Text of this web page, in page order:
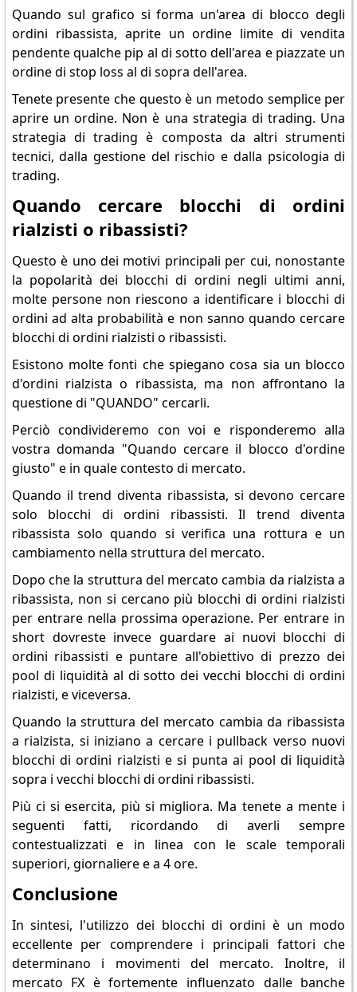
Quando sul grafico si forma un'area di blocco degli
ordini ribassista, aprite un ordine limite di vendita
pendente qualche pip al di sotto dell'area e piazzate un
ordine di stop loss al di sopra dell'area.
Tenete presente che questo è un metodo semplice per
aprire un ordine. Non è una strategia di trading. Una
strategia di trading è composta da altri strumenti
tecnici, dalla gestione del rischio e dalla psicologia di
trading.
Quando cercare blocchi di ordini
rialzisti o ribassisti?
Questo è uno dei motivi principali per cui, nonostante
la popolarità dei blocchi di ordini negli ultimi anni,
molte persone non riescono a identificare i blocchi di
ordini ad alta probabilità e non sanno quando cercare
blocchi di ordini rialzisti o ribassisti.
Esistono molte fonti che spiegano cosa sia un blocco
d'ordini rialzista o ribassista, ma non affrontano la
questione di "QUANDO" cercarli.
Perciò condivideremo con voi e risponderemo alla
vostra domanda "Quando cercare il blocco d'ordine
giusto" e in quale contesto di mercato.
Quando il trend diventa ribassista, si devono cercare
solo blocchi di ordini ribassisti. Il trend diventa
ribassista solo quando si verifica una rottura e un
cambiamento nella struttura del mercato.
Dopo che la struttura del mercato cambia da rialzista a
ribassista, non si cercano più blocchi di ordini rialzisti
per entrare nella prossima operazione. Per entrare in
short dovreste invece guardare ai nuovi blocchi di
ordini ribassisti e puntare all'obiettivo di prezzo dei
pool di liquidità al di sotto dei vecchi blocchi di ordini
rialzisti, e viceversa.
Quando la struttura del mercato cambia da ribassista
a rialzista, si iniziano a cercare i pullback verso nuovi
blocchi di ordini rialzisti e si punta ai pool di liquidità
sopra i vecchi blocchi di ordini ribassisti.
Più ci si esercita, più si migliora. Ma tenete a mente i
seguenti fatti, ricordando di averli sempre
contestualizzati e in linea con le scale temporali
superiori, giornaliere e a 4 ore.
Conclusione
In sintesi, l'utilizzo dei blocchi di ordini è un modo
eccellente per comprendere i principali fattori che
determinano i movimenti del mercato. Inoltre, il
mercato FX è fortemente influenzato dalle banche